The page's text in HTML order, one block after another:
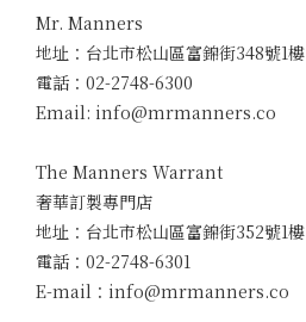
Mr. Manners
地址：台北市松山區富錦街348號1樓
電話：02-2748-6300
Email: info@mrmanners.co
The Manners Warrant
奢華訂製專門店
地址：台北市松山區富錦街352號1樓
電話：02-2748-6301
E-mail：info@mrmanners.co